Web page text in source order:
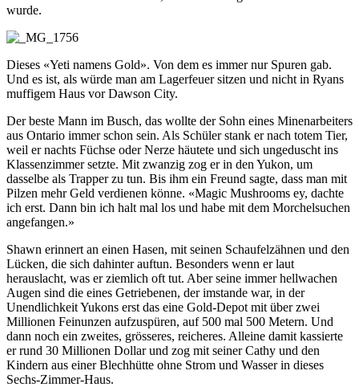
wurde.
Dieses «Yeti namens Gold». Von dem es immer nur Spuren gab.
Und es ist, als würde man am Lagerfeuer sitzen und nicht in Ryans
muffigem Haus vor Dawson City.
Der beste Mann im Busch, das wollte der Sohn eines Minenarbeiters
aus Ontario immer schon sein. Als Schüler stank er nach totem Tier,
weil er nachts Füchse oder Nerze häutete und sich ungeduscht ins
Klassenzimmer setzte. Mit zwanzig zog er in den Yukon, um
dasselbe als Trapper zu tun. Bis ihm ein Freund sagte, dass man mit
Pilzen mehr Geld verdienen könne. «Magic Mushrooms ey, dachte
ich erst. Dann bin ich halt mal los und habe mit dem Morchelsuchen
angefangen.»
Shawn erinnert an einen Hasen, mit seinen Schaufelzähnen und den
Lücken, die sich dahinter auftun. Besonders wenn er laut
herauslacht, was er ziemlich oft tut. Aber seine immer hellwachen
Augen sind die eines Getriebenen, der imstande war, in der
Unendlichkeit Yukons erst das eine Gold-Depot mit über zwei
Millionen Feinunzen aufzuspüren, auf 500 mal 500 Metern. Und
dann noch ein zweites, grösseres, reicheres. Alleine damit kassierte
er rund 30 Millionen Dollar und zog mit seiner Cathy und den
Kindern aus einer Blechhütte ohne Strom und Wasser in dieses
Sechs-Zimmer-Haus.